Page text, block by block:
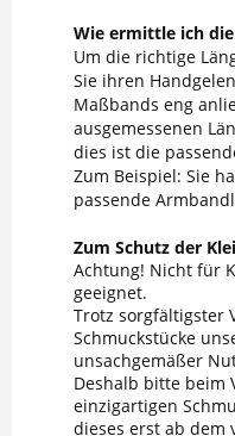
Wie ermittle ich
Um die richtige
Sie ihren
Maßbands eng
ausgemessenen
dies ist die
Zum Beispiel: Sie
passende
Zum Schutz der
Achtung! Nicht für
geeignet.
Trotz sorgfältigster
Schmuckstücke
unsachgemäßer
Deshalb bitte beim
einzigartigen
dieses erst ab dem